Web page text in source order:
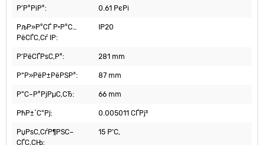
Р’Р°РіР°: 0.61 РєРі
РљР»Р°СЃ Р·Р°С…
РёСЃС‚Сѓ IP:
IP20
Р’РёСЃРѕС‚Р°: 281 mm
Р“Р»РёР±РёРЅР°: 87 mm
Р”С–Р°РјРµС‚СЂ: 66 mm
РћР±`С”Рј: 0.005011 СЃРј³
РџРѕС‚СѓР¶РЅС–
СЃС‚СЊ:
15 Р’С‚